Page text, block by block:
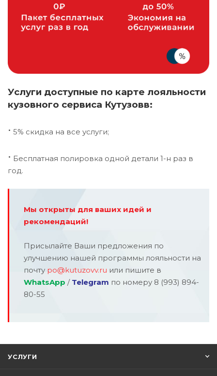
Услуги доступные по карте лояльности
кузовного сервиса Кутузовв:
· 5% скидка на все услуги;
· Бесплатная полировка одной детали 1-н раз в
год.
Мы открыты для ваших идей и
рекомендаций!
Присылайте Ваши предложения по
улучшению нашей программы лояльности на
почту po@kutuzovv.ru или пишите в
WhatsApp / Telegram по номеру 8 (993) 894-
80-55
УСЛУГИ